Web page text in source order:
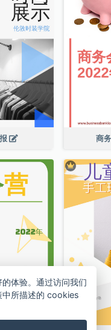
商
体验。通过访问我们
中所描述的 cookies